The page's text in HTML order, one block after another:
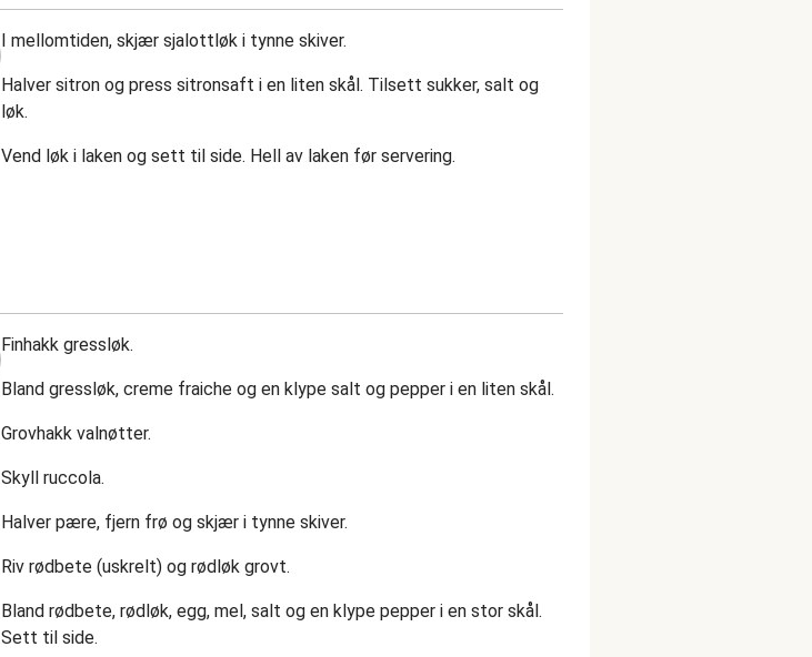
I mellomtiden, skjær sjalottløk i tynne skiver.
Halver sitron og press sitronsaft i en liten skål. Tilsett sukker, salt og
løk.
Vend løk i laken og sett til side. Hell av laken før servering.
Finhakk gressløk.
Bland gressløk, creme fraiche og en klype salt og pepper i en liten skål.
Grovhakk valnøtter.
Skyll ruccola.
Halver pære, fjern frø og skjær i tynne skiver.
Riv rødbete (uskrelt) og rødløk grovt.
Bland rødbete, rødløk, egg, mel, salt og en klype pepper i en stor skål.
Sett til side.